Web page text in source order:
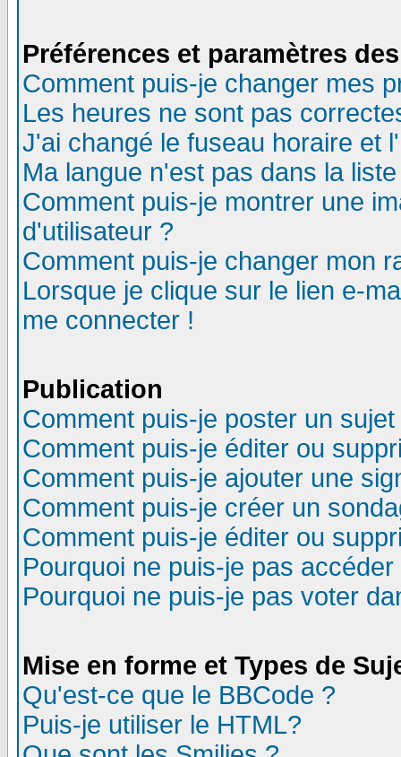
Préférences et paramètres
Comment puis-je changer mes
Les heures ne sont pas
J'ai changé le fuseau horaire et
Ma langue n'est pas dans la
Comment puis-je montrer une
d'utilisateur ?
Comment puis-je changer mon
Lorsque je clique sur le lien e-
me connecter !
Publication
Comment puis-je poster un
Comment puis-je éditer ou
Comment puis-je ajouter une
Comment puis-je créer un
Comment puis-je éditer ou
Pourquoi ne puis-je pas
Pourquoi ne puis-je pas voter
Mise en forme et Types de
Qu'est-ce que le BBCode ?
Puis-je utiliser le HTML?